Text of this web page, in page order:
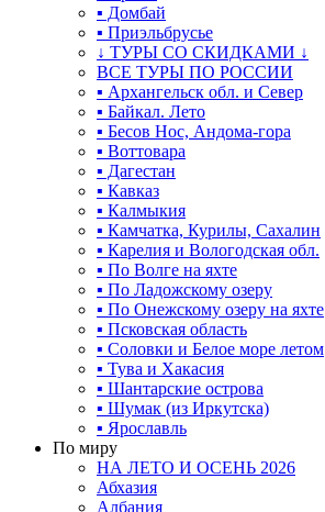
▪ Домбай
▪ Приэльбрусье
↓ ТУРЫ СО СКИДКАМИ ↓
ВСЕ ТУРЫ ПО РОССИИ
▪ Архангельск обл. и Север
▪ Байкал. Лето
▪ Бесов Нос, Андома-гора
▪ Воттовара
▪ Дагестан
▪ Кавказ
▪ Калмыкия
▪ Камчатка, Курилы, Сахалин
▪ Карелия и Вологодская обл.
▪ По Волге на яхте
▪ По Ладожскому озеру
▪ По Онежскому озеру на яхте
▪ Псковская область
▪ Соловки и Белое море летом
▪ Тува и Хакасия
▪ Шантарские острова
▪ Шумак (из Иркутска)
▪ Ярославль
По миру
НА ЛЕТО И ОСЕНЬ 2026
Абхазия
Албания